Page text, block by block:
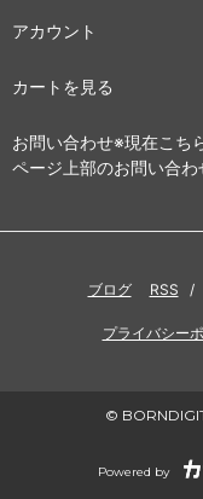
アカウント
カートを見る
お問い合わせ※現在こち
ページ上部のお問い合わ
ブログ RSS /
プライバシー
©
Powered by